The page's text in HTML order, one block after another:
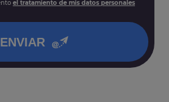
tal y como se explica en nuestra
el tratamiento de mis datos personales
ENVIAR